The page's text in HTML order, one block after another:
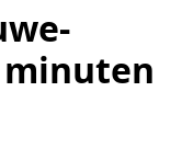
minuten